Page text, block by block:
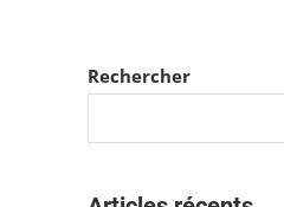
Rechercher